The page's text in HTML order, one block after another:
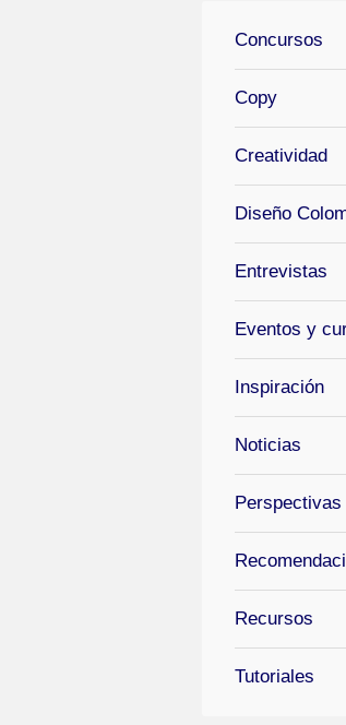
Concursos
Copy
Creatividad
Diseño
Entrevistas
Eventos y
Inspiración
Noticias
Perspectivas
Recursos
Tutoriales